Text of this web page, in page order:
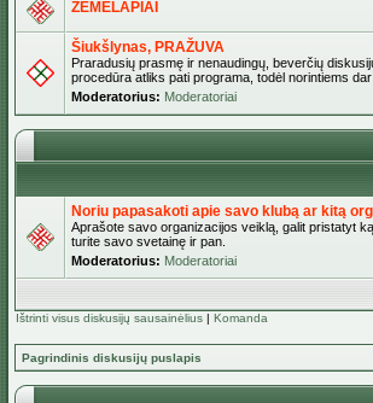
ŽEMĖLAPIAI
Šiukšlynas, PRAŽUVA
Praradusių prasmę ir nenaudingų, beverčių
procedūra atliks pati programa, todėl norintiems
Moderatorius: Moderatoriai
Noriu papasakoti apie savo klubą ar kitą
Aprašote savo organizacijos veiklą, galit pristatyt
turite savo svetainę ir pan.
Moderatorius: Moderatoriai
Ištrinti visus diskusijų sausainėlius | Komanda
Pagrindinis diskusijų puslapis